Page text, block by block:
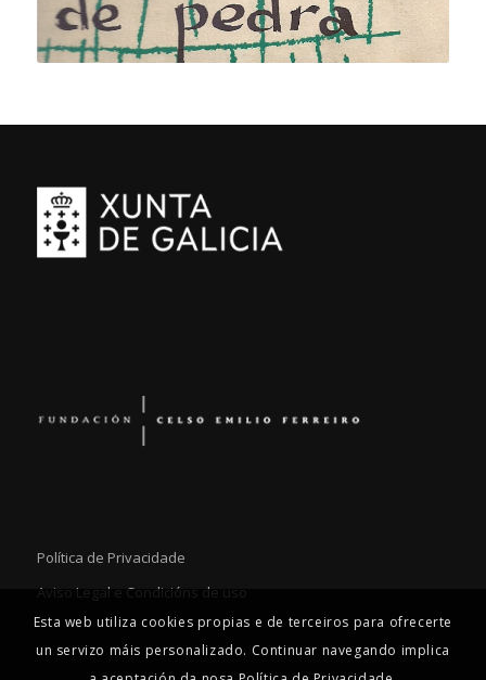
Política de Privacidade
Aviso Legal e Condicións de uso
Esta web utiliza cookies propias e de terceiros para ofrecerte
un servizo máis personalizado. Continuar navegando implica